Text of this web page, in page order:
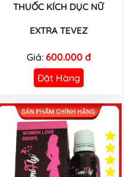
THUỐC KÍCH DỤC NỮ
EXTRA TEVEZ
Giá: 600.000 đ
Đặt Hàng